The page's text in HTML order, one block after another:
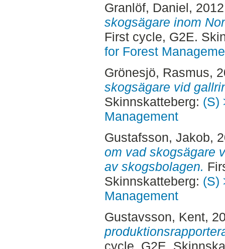
Granlöf, Daniel,
skogsägare inom
First cycle, G2E.
for Forest
Grönesjö, Rasmus,
skogsägare vid
Skinnskatteberg: (S)
Management
Gustafsson, Jakob,
om vad skogsägare
av skogsbolagen.
Skinnskatteberg: (S)
Management
Gustavsson, Kent,
cycle, G2E.